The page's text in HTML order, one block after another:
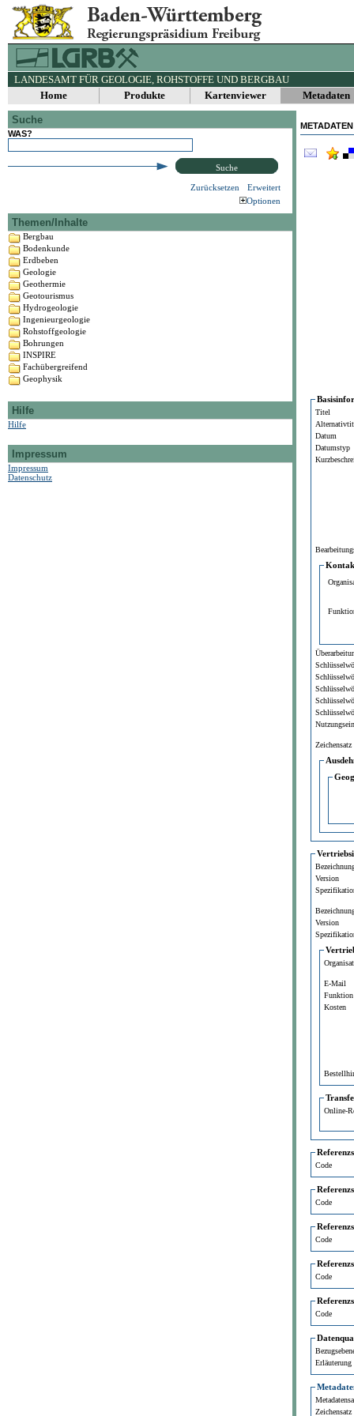
LANDESAMT FÜR GEOLOGIE, ROHSTOFFE UND BERGBAU
Home
Produkte Kartenviewer Metadaten
Suche
WAS?
Suche
Zurücksetzen
Erweitert
Optionen
Themen/Inhalte
Bergbau
Bodenkunde
Erdbeben
Geologie
Geothermie
Geotourismus
Hydrogeologie
Ingenieurgeologie
Rohstoffgeologie
Bohrungen
INSPIRE
Fachübergreifend
Geophysik
Hilfe
Hilfe
Impressum
Impressum
Datenschutz
Titel
Datum
Datumstyp
Zeichensatz
Version
Version
E-Mail
Funktion
Kosten
Online-
Code
Code
Code
Code
Code
Erläuterung
Zeichensatz